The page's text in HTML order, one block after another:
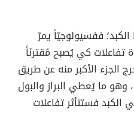
ففسيولوجيّاً يمرّ
تفاعلات كي يُصبح مُقترنَاً
الجزء الأكبر منه عن طريق
، وهو ما يُعطي البراز والبول
الكبد فستتأثر تفاعلات